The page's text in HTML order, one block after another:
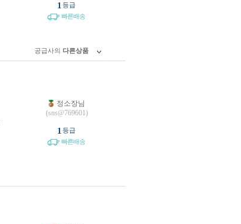
1 등급
빠른배송
공급사의 다른상품
정소장님
(sns@769601)
1 등급
빠른배송